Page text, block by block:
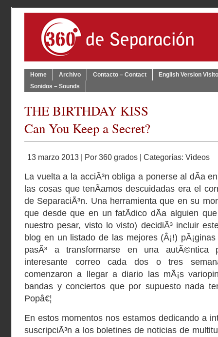
Home Archivo Contacto – Contact
English Version
Sonidos – Sounds
THE BIRTHDAY KISS
Can You Keep a Secret?
13 marzo 2013 | Por 360 grados | Categorías: Videos
La vuelta a la acciÃ³n obliga a ponerse al dÃ­a
las cosas que tenÃ­amos descuidadas era el
de SeparaciÃ³n. Una herramienta que en su
que desde que en un fatÃ­dico dÃ­a alguien
nuestro pesar, visto lo visto) decidiÃ³ incluir
blog en un listado de las mejores (Â¡!) pÃ¡ginas
pasÃ³ a transformarse en una autÃ©ntica
interesante correo cada dos o tres
comenzaron a llegar a diario las mÃ¡s
bandas y conciertos que por supuesto nada
Popâ€¦
En estos momentos nos estamos dedicando a
suscripciÃ³n a los boletines de noticias de